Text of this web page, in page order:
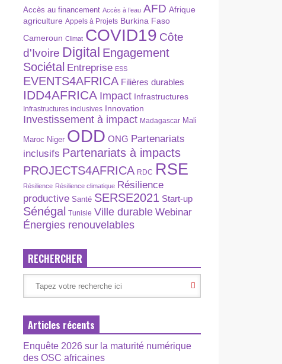
Accès au financement Accès à l’eau AFD Afrique
agriculture Appels à Projets Burkina Faso
Cameroun Climat COVID19 Côte
d'Ivoire Digital Engagement
Sociétal Entreprise ESS
EVENTS4AFRICA Filières durables
IDD4AFRICA Impact Infrastructures
Infrastructures inclusives Innovation
Investissement à impact Madagascar Mali
Maroc Niger ODD ONG Partenariats
inclusifs Partenariats à impacts
PROJECTS4AFRICA RDC RSE
Résilience Résilience climatique Résilience
productive Santé SERSE2021 Start-up
Sénégal Tunisie Ville durable Webinar
Énergies renouvelables
RECHERCHER
Articles récents
Enquête 2026 sur la maturité numérique
des OSC africaines